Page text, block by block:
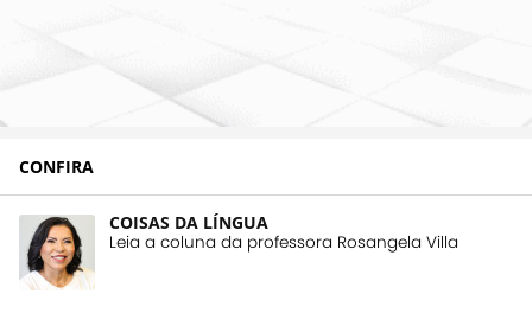
CONFIRA
COISAS DA LÍNGUA
Leia a coluna da professora Rosangela Villa